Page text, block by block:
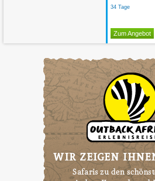
34 Tage
Zum Angebot